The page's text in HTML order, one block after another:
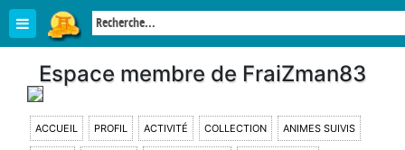
Espace membre de FraiZman83
ACCUEIL PROFIL ACTIVITÉ COLLECTION ANIMES SUIVIS